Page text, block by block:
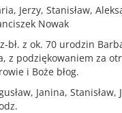
Jerzy, Stanisław,
Nowak
bł. z ok. 70 urodzin
z podziękowaniem za
i Boże błog.
Janina, Stanisław,